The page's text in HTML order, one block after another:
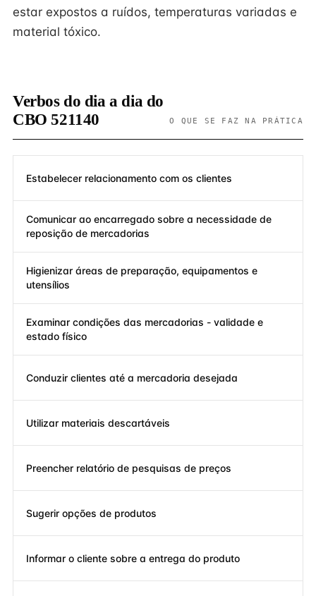
estar expostos a ruídos, temperaturas variadas e
material tóxico.
Verbos do dia a dia do
CBO 521140
O QUE SE FAZ NA PRÁTICA
Estabelecer relacionamento com os clientes
Comunicar ao encarregado sobre a necessidade de
reposição de mercadorias
Higienizar áreas de preparação, equipamentos e
utensílios
Examinar condições das mercadorias - validade e
estado físico
Conduzir clientes até a mercadoria desejada
Utilizar materiais descartáveis
Preencher relatório de pesquisas de preços
Sugerir opções de produtos
Informar o cliente sobre a entrega do produto